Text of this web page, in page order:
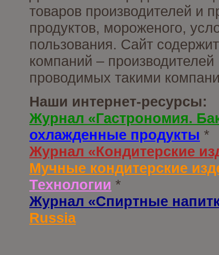
товаров производителей и
продуктов, мороженого,
пользования. Сайт
компаний –
проводимых такими
Наши интернет-ресурсы:
Журнал «Гастрономия.
охлажденные продукты *
Журнал «Кондитерские
Мучные кондитерские
Технологии *
Журнал «Спиртные
Russia